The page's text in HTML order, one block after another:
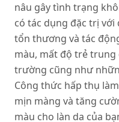
nâu gây tình trạng
có tác dụng đặc trị với
tổn thương và tác
màu, mất độ trẻ trung
trường cũng như
Công thức hấp thụ
mịn màng và tăng
màu cho làn da của